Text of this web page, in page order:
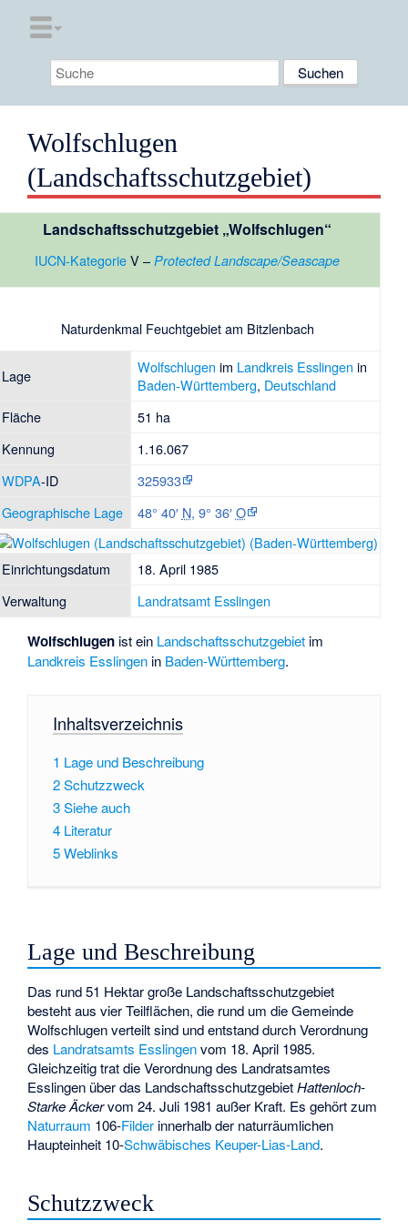
Wolfschlugen
(Landschaftsschutzgebiet)
Landschaftsschutzgebiet „Wolfschlugen“
IUCN-KategorieV –Protected Landscape/Seascape
Naturdenkmal Feuchtgebiet am Bitzlenbach
Lage Wolfschlugen im Landkreis Esslingen in
Baden-Württemberg, Deutschland
Fläche
51 ha
Kennung
1.16.067
WDPA-ID
325933
Geographische Lage
48° 40′ N, 9° 36′O
Einrichtungsdatum
18. April 1985
Verwaltung
Landratsamt Esslingen
Wolfschlugen ist ein Landschaftsschutzgebiet im
Landkreis Esslingen in Baden-Württemberg.
Inhaltsverzeichnis
1 Lage und Beschreibung
2Schutzzweck
3Siehe auch
4 Literatur
5Weblinks
Lage und Beschreibung
Das rund 51 Hektar große Landschaftsschutzgebiet
besteht aus vier Teilflächen, die rund um die Gemeinde
Wolfschlugen verteilt sind und entstand durch Verordnung
des Landratsamts Esslingenvom 18. April 1985.
Gleichzeitig trat die Verordnung des Landratsamtes
Esslingen über das LandschaftsschutzgebietHattenloch-
Starke Äckervom 24. Juli 1981 außer Kraft. Es gehört zum
Naturraum 106-Filder innerhalb der naturräumlichen
Haupteinheit 10-Schwäbisches Keuper-Lias-Land.
Schutzzweck